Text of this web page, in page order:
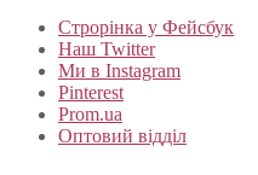
Строрінка у Фейсбук
Наш Twitter
Ми в Instagram
Pinterest
Prom.ua
Оптовий відділ